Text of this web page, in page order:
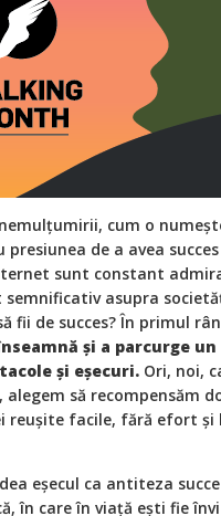
cum o
presiunea de a avea
sunt constant
asupra
fii de succes? În primul
și a parcurge
și eșecuri. Ori, noi,
să recompensăm
reușite facile, fără efort și
eșecul ca antiteza
în care în viață ești fie